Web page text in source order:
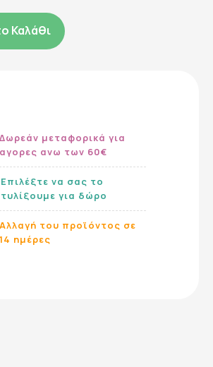
Καλάθι
Δωρεάν μεταφορικά για
αγορες ανω των 60€
Επιλέξτε να σας το
τυλίξουμε για δώρο
Αλλαγή του προϊόντος σε
14 ημέρες